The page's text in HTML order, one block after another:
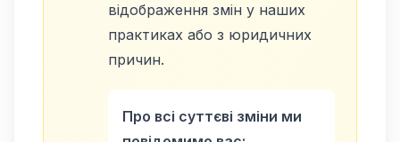
відображення змін у наших
практиках або з юридичних
причин.
Про всі суттєві зміни ми